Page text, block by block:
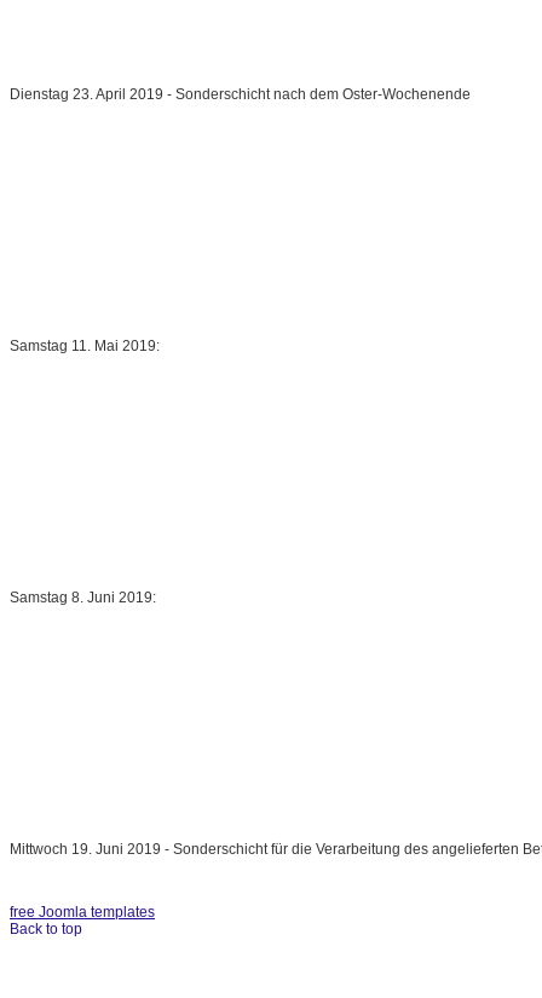
Dienstag 23. April 2019 - Sonderschicht nach dem Oster-Wochenende
Samstag 11. Mai 2019:
Samstag 8. Juni 2019:
Mittwoch 19. Juni 2019 - Sonderschicht für die Verarbeitung des angelieferten
free Joomla templates
Back to top